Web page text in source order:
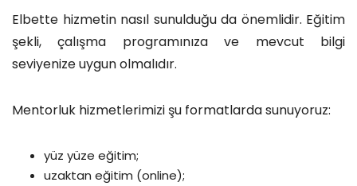
Elbette hizmetin nasıl sunulduğu da önemlidir. Eğitim
şekli, çalışma programınıza ve mevcut bilgi
seviyenize uygun olmalıdır.
Mentorluk hizmetlerimizi şu formatlarda sunuyoruz:
yüz yüze eğitim;
uzaktan eğitim (online);